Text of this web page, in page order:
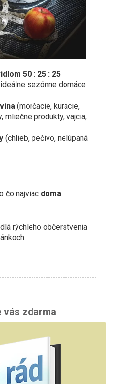
50 : 25 : 25
sezónne domáce
(morčacie, kuracie,
mliečne produkty, vajcia,
(chlieb, pečivo, nelúpaná
čo najviac doma
rýchleho občerstvenia
vás zdarma